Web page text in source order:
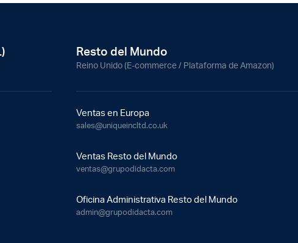
Resto del Mundo
Reino Unido (E-commerce / Plataforma de Amazon)
Ventas en Europa
sales@uniqueincltd.co.uk
Ventas Resto del Mundo
ventas@grupodidacta.com
Oficina Administrativa Resto del Mundo
admin@grupodidacta.com